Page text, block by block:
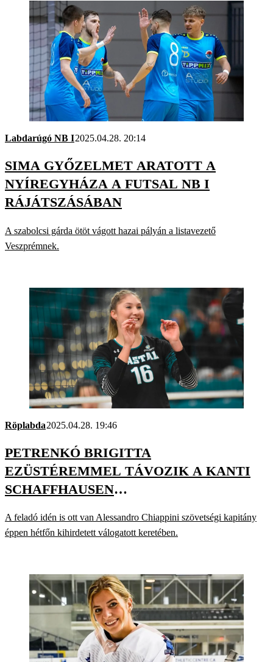
Labdarúgó NB I2025.04.28. 20:14
SIMA GYŐZELMET ARATOTT A
NYÍREGYHÁZA A FUTSAL NB I
RÁJÁTSZÁSÁBAN
A szabolcsi gárda ötöt vágott hazai pályán a listavezető
Veszprémnek.
Röplabda2025.04.28. 19:46
PETRENKÓ BRIGITTA
EZÜSTÉREMMEL TÁVOZIK A KANTI
SCHAFFHAUSEN
A feladó idén is ott van Alessandro Chiappini szövetségi kapitány
éppen hétfőn kihirdetett válogatott keretében.